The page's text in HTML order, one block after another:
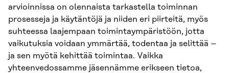
arvioinnissa on olennaista tarkastella toiminnan
prosesseja ja käytäntöjä ja niiden eri piirteitä, myös
suhteessa laajempaan toimintaympäristöön, jotta
vaikutuksia voidaan ymmärtää, todentaa ja selittää –
ja sen myötä kehittää toimintaa. Vaikka
yhteenvedossamme jäsennämme erikseen tietoa,